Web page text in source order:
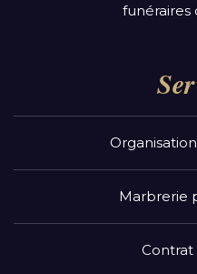
funéraires
Marbrerie
Contrat